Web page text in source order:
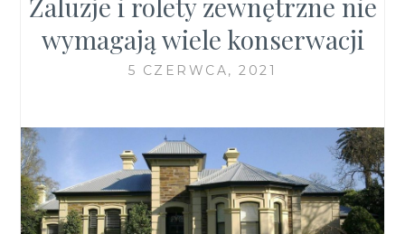
Żaluzje i rolety zewnętrzne nie
wymagają wiele konserwacji
5 CZERWCA, 2021